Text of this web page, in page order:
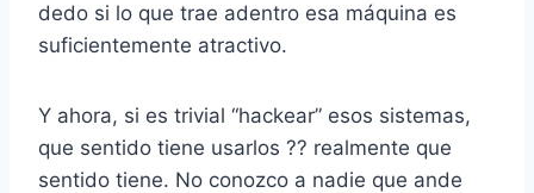
dedo si lo que trae adentro esa máquina es
suficientemente atractivo.
Y ahora, si es trivial “hackear” esos sistemas,
que sentido tiene usarlos ?? realmente que
sentido tiene. No conozco a nadie que ande